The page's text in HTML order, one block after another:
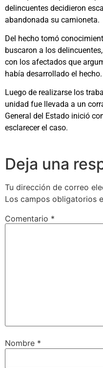
delincuentes decidieron
abandonada su camioneta.
Del hecho tomó
buscaron a los
con los afectados que
había desarrollado el hecho.
Luego de realizarse los
unidad fue llevada a un
General del Estado inició
esclarecer el caso.
Deja una
Tu dirección de correo
Los campos obligatorios
Comentario *
Nombre *